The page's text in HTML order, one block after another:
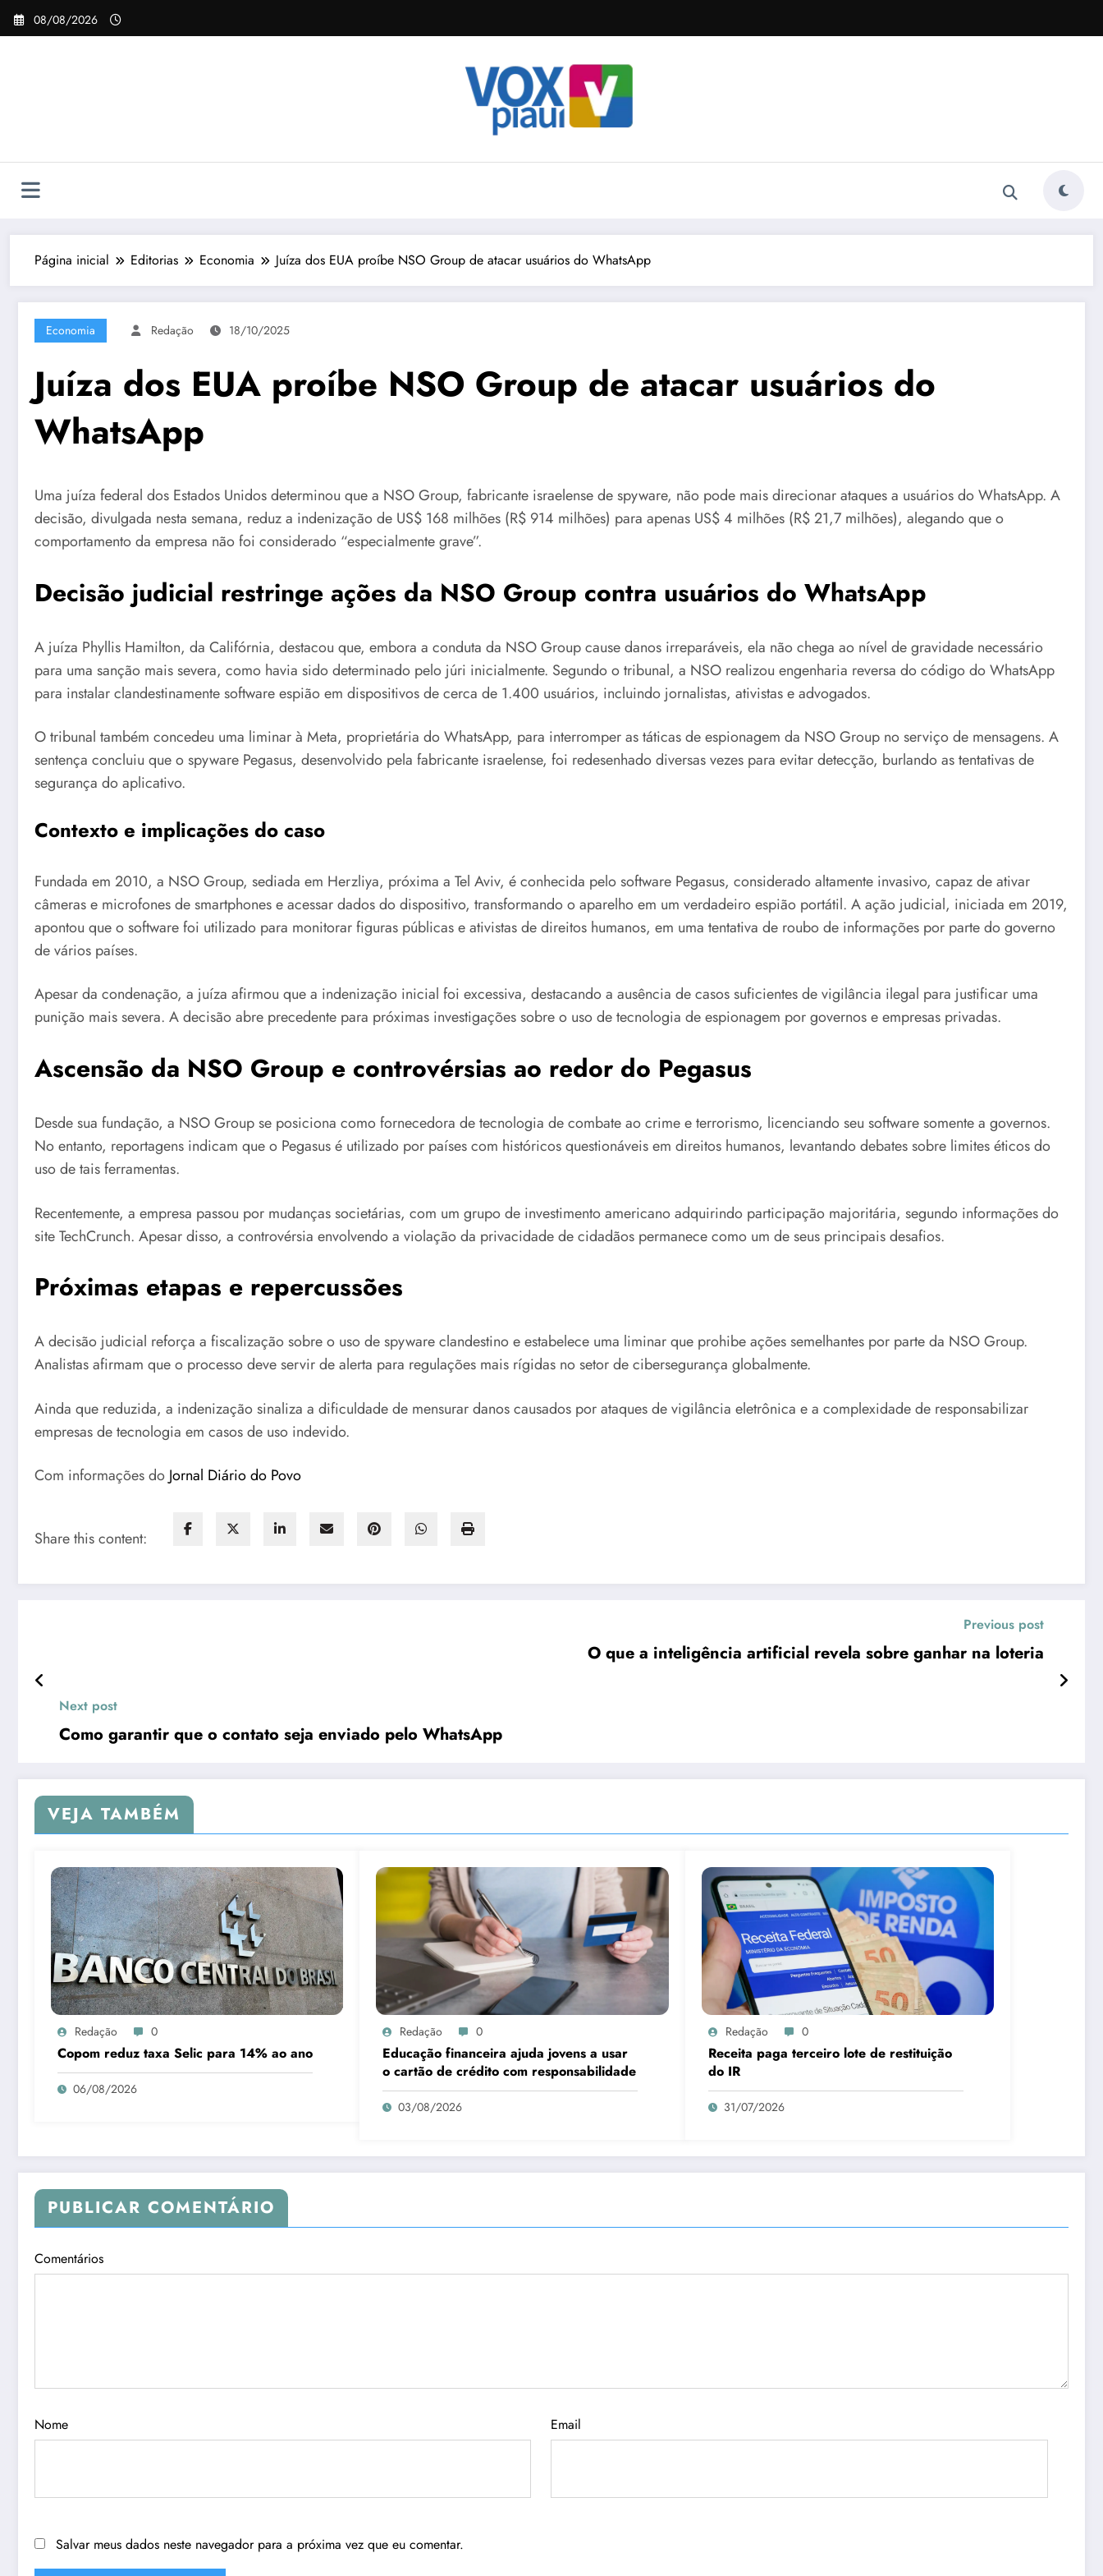
Pular
para
08/08/2026
Página inicial Editorias Economia Juíza dos EUA proíbe NSO Group de atacar usuários do WhatsApp
Economia Redação 18/10/2025
Juíza dos EUA proíbe NSO Group de atacar usuários do
WhatsApp
Uma juíza federal dos Estados Unidos determinou que a NSO Group, fabricante israelense de spyware, não pode mais direcionar ataques a usuários do WhatsApp. A
decisão, divulgada nesta semana, reduz a indenização de US$ 168 milhões (R$ 914 milhões) para apenas US$ 4 milhões (R$ 21,7 milhões), alegando que o
comportamento da empresa não foi considerado “especialmente grave”.
Decisão judicial restringe ações da NSO Group contra usuários do WhatsApp
A juíza Phyllis Hamilton, da Califórnia, destacou que, embora a conduta da NSO Group cause danos irreparáveis, ela não chega ao nível de gravidade necessário
para uma sanção mais severa, como havia sido determinado pelo júri inicialmente. Segundo o tribunal, a NSO realizou engenharia reversa do código do WhatsApp
para instalar clandestinamente software espião em dispositivos de cerca de 1.400 usuários, incluindo jornalistas, ativistas e advogados.
O tribunal também concedeu uma liminar à Meta, proprietária do WhatsApp, para interromper as táticas de espionagem da NSO Group no serviço de mensagens. A
sentença concluiu que o spyware Pegasus, desenvolvido pela fabricante israelense, foi redesenhado diversas vezes para evitar detecção, burlando as tentativas de
segurança do aplicativo.
Contexto e implicações do caso
Fundada em 2010, a NSO Group, sediada em Herzliya, próxima a Tel Aviv, é conhecida pelo software Pegasus, considerado altamente invasivo, capaz de ativar
câmeras e microfones de smartphones e acessar dados do dispositivo, transformando o aparelho em um verdadeiro espião portátil. A ação judicial, iniciada em 2019,
apontou que o software foi utilizado para monitorar figuras públicas e ativistas de direitos humanos, em uma tentativa de roubo de informações por parte do governo
de vários países.
Apesar da condenação, a juíza afirmou que a indenização inicial foi excessiva, destacando a ausência de casos suficientes de vigilância ilegal para justificar uma
punição mais severa. A decisão abre precedente para próximas investigações sobre o uso de tecnologia de espionagem por governos e empresas privadas.
Ascensão da NSO Group e controvérsias ao redor do Pegasus
Desde sua fundação, a NSO Group se posiciona como fornecedora de tecnologia de combate ao crime e terrorismo, licenciando seu software somente a governos.
No entanto, reportagens indicam que o Pegasus é utilizado por países com históricos questionáveis em direitos humanos, levantando debates sobre limites éticos do
uso de tais ferramentas.
Recentemente, a empresa passou por mudanças societárias, com um grupo de investimento americano adquirindo participação majoritária, segundo informações do
site TechCrunch. Apesar disso, a controvérsia envolvendo a violação da privacidade de cidadãos permanece como um de seus principais desafios.
Próximas etapas e repercussões
A decisão judicial reforça a fiscalização sobre o uso de spyware clandestino e estabelece uma liminar que prohibe ações semelhantes por parte da NSO Group.
Analistas afirmam que o processo deve servir de alerta para regulações mais rígidas no setor de cibersegurança globalmente.
Ainda que reduzida, a indenização sinaliza a dificuldade de mensurar danos causados por ataques de vigilância eletrônica e a complexidade de responsabilizar
empresas de tecnologia em casos de uso indevido.
Com informações do Jornal Diário do Povo
Share this content:
Previous post
O que a inteligência artificial revela sobre ganhar na loteria
Next post
Como garantir que o contato seja enviado pelo WhatsApp
VEJA TAMBÉM
Redação 0
Copom reduz taxa Selic para 14% ao ano
06/08/2026
Redação 0
Educação financeira ajuda jovens a usar
o cartão de crédito com responsabilidade
03/08/2026
Redação 0
Receita paga terceiro lote de restituição
do IR
31/07/2026
PUBLICAR COMENTÁRIO
Comentários
Nome Email
Salvar meus dados neste navegador para a próxima vez que eu comentar.